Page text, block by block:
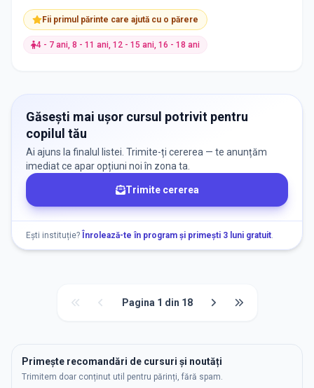
Fii primul părinte care ajută cu o părere
4 - 7 ani, 8 - 11 ani, 12 - 15 ani, 16 - 18 ani
Găsești mai ușor cursul potrivit pentru
copilul tău
Ai ajuns la finalul listei. Trimite-ți cererea — te anunțăm
imediat ce apar opțiuni noi în zona ta.
Trimite cererea
Ești instituție? Înrolează-te în program și primești 3 luni gratuit.
Pagina 1 din 18
Primește recomandări de cursuri și noutăți
Trimitem doar conținut util pentru părinți, fără spam.